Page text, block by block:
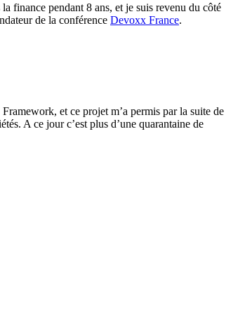
finance pendant 8 ans, et je suis revenu du côté
de la conférence Devoxx France.
et ce projet m’a permis par la suite de
A ce jour c’est plus d’une quarantaine de